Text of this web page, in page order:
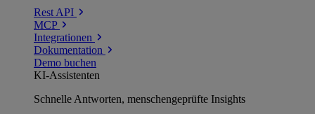
Rest API
MCP
Integrationen
Dokumentation
Demo buchen
KI-Assistenten
Schnelle Antworten, menschengeprüfte Insights